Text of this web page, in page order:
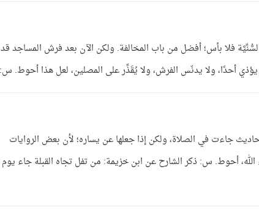
فلا بأس؛ أفضل من باب المخالفة. ولكن الآن بعد فرش المساجد قد
يؤذي أحدًا، ولا يدنّس الفرش، ولا يُقَذِّر على المصلين، لعل هذا أحوط.
جاءت في الصلاة، ولكن إذا جعلها عن يساره؛ لأن بعض الروايات
أحوط. س: ذكر الشارح عن ابن خزيمة: من تفل تجاه القبلة جاء يوم